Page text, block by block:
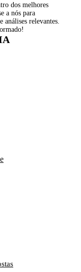
dos melhores
a nós para
relevantes.